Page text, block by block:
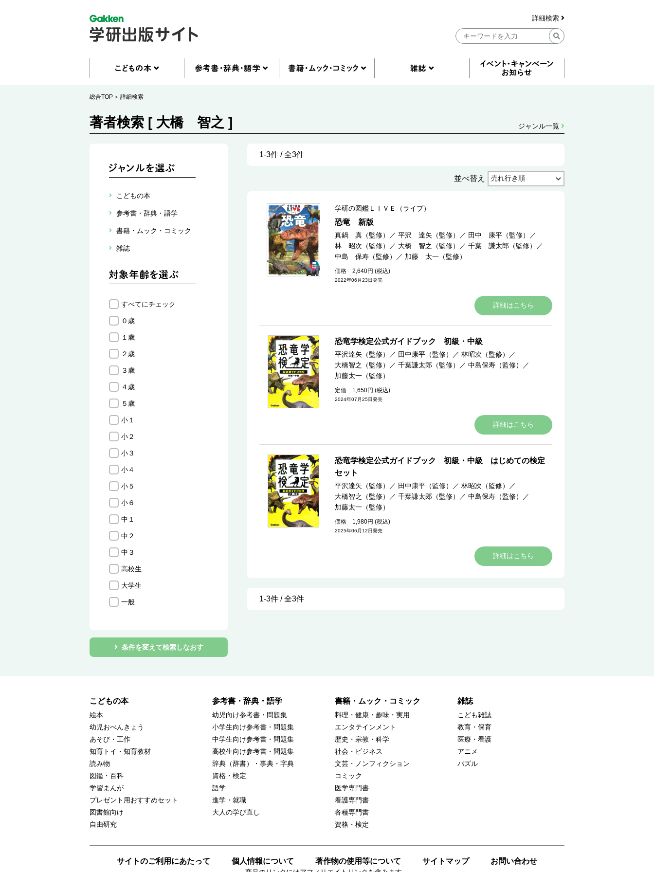
詳細検索
総合TOP 詳細検索
著者検索 [ 大橋 智之 ] ジャンル一覧
こどもの本
参考書・辞典・語学
書籍・ムック・コミック
雑誌
すべてにチェック
０歳
１歳
２歳
３歳
４歳
５歳
小１
小２
小３
小４
小５
小６
中１
中２
中３
高校生
大学生
一般
条件を変えて検索しなおす
1-3件 / 全3件
並べ替え
学研の図鑑ＬＩＶＥ（ライブ）
恐竜 新版
真鍋 真（監修） ／ 平沢 達矢（監修） ／ 田中 康平（監修）
／
林 昭次（監修）
／ 大橋 智之（監修） ／ 千葉 謙太郎（監修）
／
中島 保寿（監修）
／ 加藤 太一（監修）
価格 2,640円 (税込)
2022年06月23日発売
詳細はこちら
恐竜学検定公式ガイドブック 初級・中級
平沢達矢（監修） ／ 田中康平（監修） ／ 林昭次（監修）
／
大橋智之（監修）
／ 千葉謙太郎（監修） ／ 中島保寿（監修）
／
加藤太一（監修）
定価 1,650円 (税込)
2024年07月25日発売
詳細はこちら
恐竜学検定公式ガイドブック 初級・中級 はじめての検定
セット
平沢達矢（監修） ／ 田中康平（監修） ／ 林昭次（監修）
／
大橋智之（監修）
／ 千葉謙太郎（監修） ／ 中島保寿（監修）
／
加藤太一（監修）
価格 1,980円 (税込)
2025年06月12日発売
詳細はこちら
1-3件 / 全3件
こどもの本
絵本
幼児おべんきょう
あそび・工作
知育トイ・知育教材
読み物
図鑑・百科
学習まんが
プレゼント用おすすめセット
図書館向け
自由研究
参考書・辞典・語学
幼児向け参考書・問題集
小学生向け参考書・問題集
中学生向け参考書・問題集
高校生向け参考書・問題集
辞典（辞書）・事典・字典
資格・検定
語学
進学・就職
大人の学び直し
書籍・ムック・コミック
料理・健康・趣味・実用
エンタテインメント
歴史・宗教・科学
社会・ビジネス
文芸・ノンフィクション
コミック
医学専門書
看護専門書
各種専門書
資格・検定
雑誌
こども雑誌
教育・保育
医療・看護
アニメ
パズル
サイトのご利用にあたって 個人情報について 著作物の使用等について サイトマップ お問い合わせ